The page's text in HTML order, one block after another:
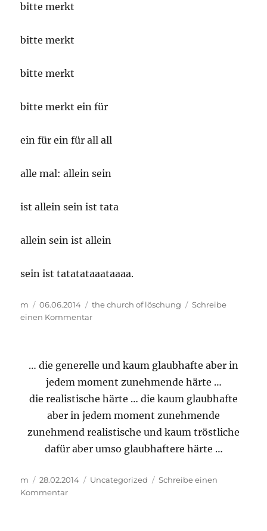
bitte merkt
bitte merkt
bitte merkt
bitte merkt ein für
ein für ein für all all
alle mal: allein sein
ist allein sein ist tata
allein sein ist allein
sein ist tatatataaataaaa.
Autor
m
Veröffentlicht
am
06.06.2014 Kategorien
the church of löschung
Schreibe
einen Kommentarzu
…
… die generelle und kaum glaubhafte aber in
jedem moment zunehmende härte …
die realistische härte … die kaum glaubhafte
aber in jedem moment zunehmende
zunehmend realistische und kaum tröstliche
dafür aber umso glaubhaftere härte …
Autor
m
Veröffentlicht
am
28.02.2014 Kategorien
Uncategorized
Schreibe einen
Kommentarzu